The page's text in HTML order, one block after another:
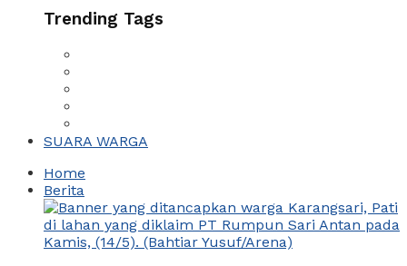
Trending Tags
SUARA WARGA
Home
Berita